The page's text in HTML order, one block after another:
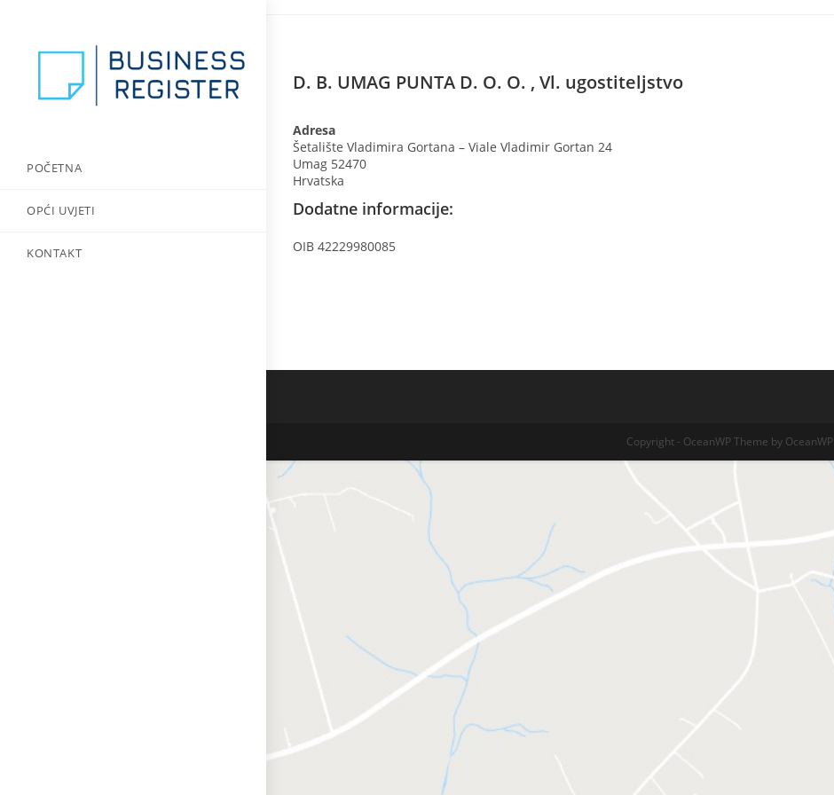
POČETNA
OPĆI UVJETI
KONTAKT
D. B. UMAG PUNTA D. O. O. , Vl. ugostiteljstvo
Adresa
Šetalište Vladimira Gortana – Viale Vladimir Gortan 24
Umag 52470
Hrvatska
Dodatne informacije:
OIB 42229980085
Copyright - OceanWP Theme by OceanWP